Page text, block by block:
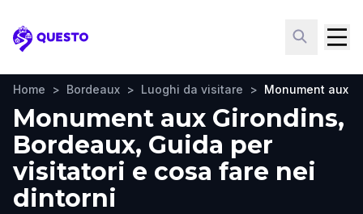
Questo
Home > Bordeaux > Luoghi da visitare > Monument aux
Monument aux Girondins,
Bordeaux, Guida per
visitatori e cosa fare nei
dintorni